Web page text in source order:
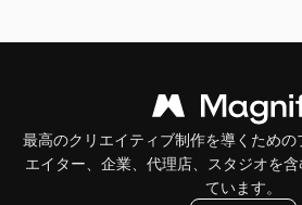
最高のクリエイティブ制作を導くための
エイター、企業、代理店、スタジオを
ています。